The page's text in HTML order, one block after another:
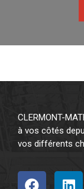
CLERMONT-
à vos côtés
vos différents